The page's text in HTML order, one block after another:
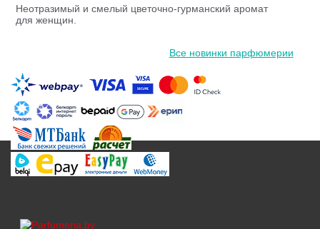
Неотразимый и смелый цветочно-гурманский аромат
для женщин.
Все новинки парфюмерии